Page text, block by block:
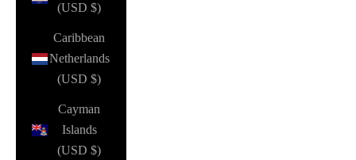
(USD $)
Caribbean
Netherlands
(USD $)
Cayman
Islands
(USD $)